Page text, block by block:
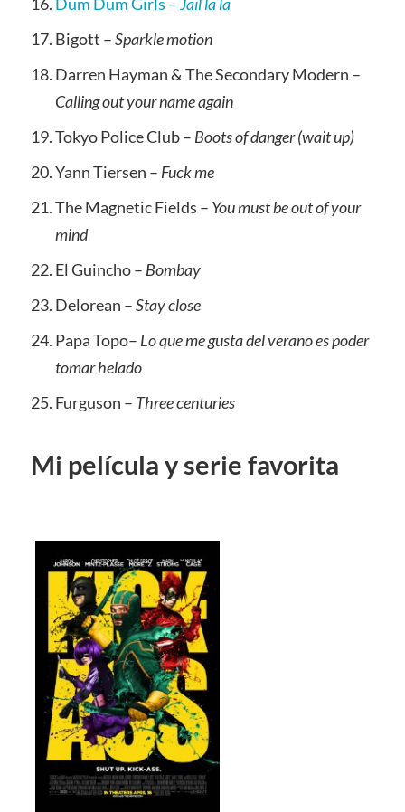
Dum Dum Girls –Jail la la
Bigott –Sparkle motion
Darren Hayman & The Secondary Modern –
Calling out your name again
Tokyo Police Club – Boots of danger (wait up)
Yann Tiersen – Fuck me
The Magnetic Fields – You must be out of your
mind
El Guincho – Bombay
Delorean –Stay close
Papa Topo– Lo que me gusta del verano es poder
tomar helado
Furguson – Three centuries
Mi película y serie favorita